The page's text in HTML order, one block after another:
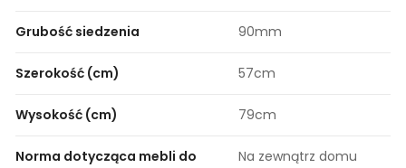
Grubość siedzenia 90mm
Szerokość (cm) 57cm
Wysokość (cm) 79cm
Norma dotycząca mebli do
Na zewnątrz domu